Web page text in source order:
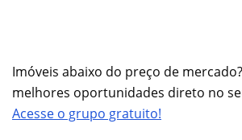
Imóveis abaixo do preço de
melhores oportunidades direto no
Acesse o grupo gratuito!